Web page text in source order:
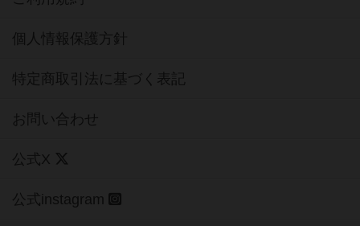
個人情報保護方針
特定商取引法に基づく表記
お問い合わせ
公式X
公式instagram